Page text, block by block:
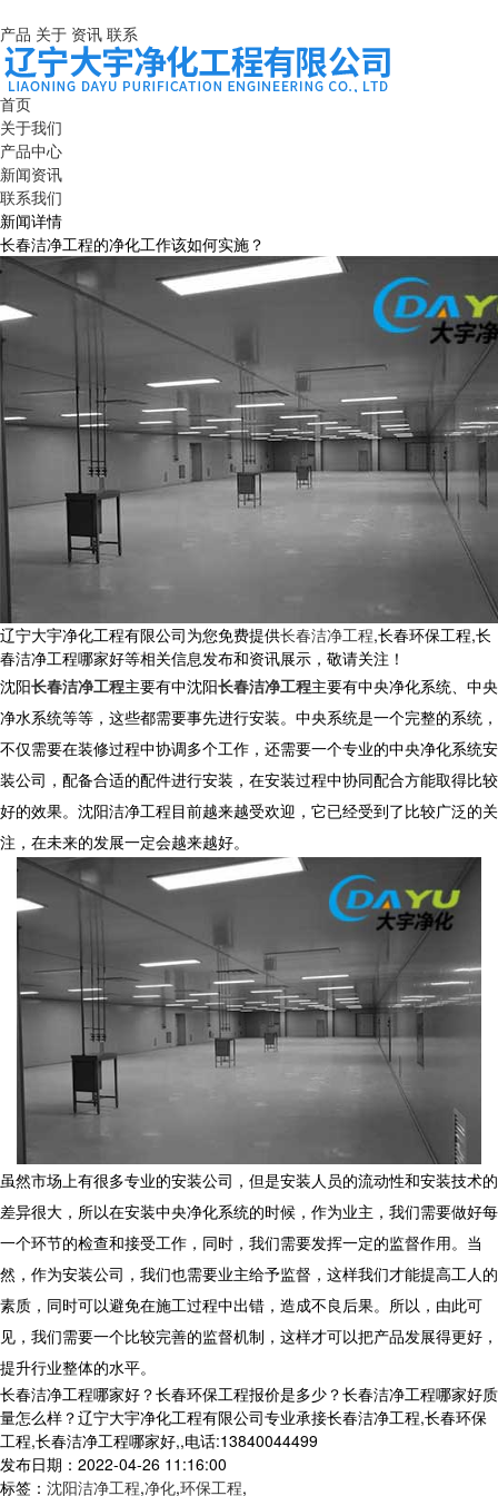
产品 关于 资讯 联系
首页
关于我们
产品中心
新闻资讯
联系我们
新闻详情
长春洁净工程的净化工作该如何实施？
辽宁大宇净化工程有限公司为您免费提供长春洁净工程,长春环保工程,长
春洁净工程哪家好等相关信息发布和资讯展示，敬请关注！
沈阳长春洁净工程主要有中沈阳长春洁净工程主要有中央净化系统、中央
净水系统等等，这些都需要事先进行安装。中央系统是一个完整的系统，
不仅需要在装修过程中协调多个工作，还需要一个专业的中央净化系统安
装公司，配备合适的配件进行安装，在安装过程中协同配合方能取得比较
好的效果。沈阳洁净工程目前越来越受欢迎，它已经受到了比较广泛的关
注，在未来的发展一定会越来越好。
虽然市场上有很多专业的安装公司，但是安装人员的流动性和安装技术的
差异很大，所以在安装中央净化系统的时候，作为业主，我们需要做好每
一个环节的检查和接受工作，同时，我们需要发挥一定的监督作用。当
然，作为安装公司，我们也需要业主给予监督，这样我们才能提高工人的
素质，同时可以避免在施工过程中出错，造成不良后果。所以，由此可
见，我们需要一个比较完善的监督机制，这样才可以把产品发展得更好，
提升行业整体的水平。
长春洁净工程哪家好？长春环保工程报价是多少？长春洁净工程哪家好质
量怎么样？辽宁大宇净化工程有限公司专业承接长春洁净工程,长春环保
工程,长春洁净工程哪家好,,电话:13840044499
发布日期：2022-04-26 11:16:00
标签： 沈阳洁净工程,净化,环保工程,